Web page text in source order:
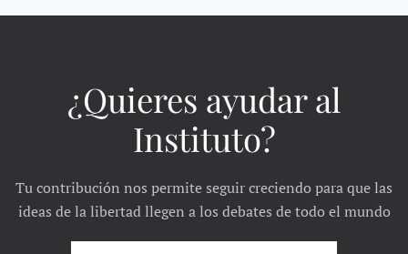
¿Quieres ayudar al
Instituto?
Tu contribución nos permite seguir creciendo para que las
ideas de la libertad llegen a los debates de todo el mundo